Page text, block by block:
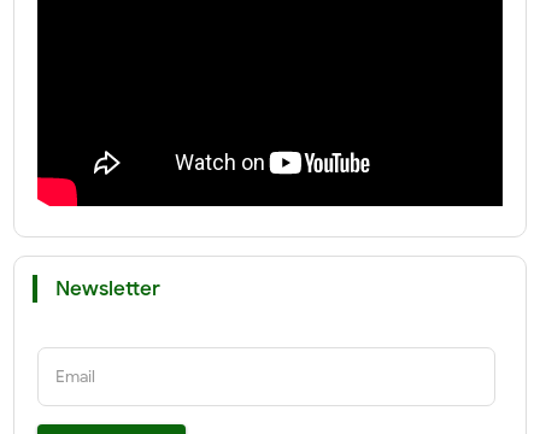
Newsletter
Email